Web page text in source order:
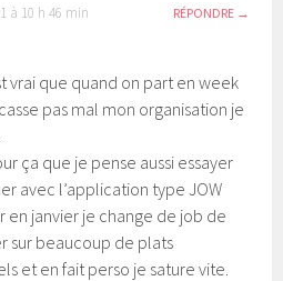
à 10 h 46 min RÉPONDRE
vrai que quand on part en week
pas mal mon organisation je
ça que je pense aussi essayer
avec l’application type JOW
en janvier je change de job de
sur beaucoup de plats
et en fait perso je sature vite.